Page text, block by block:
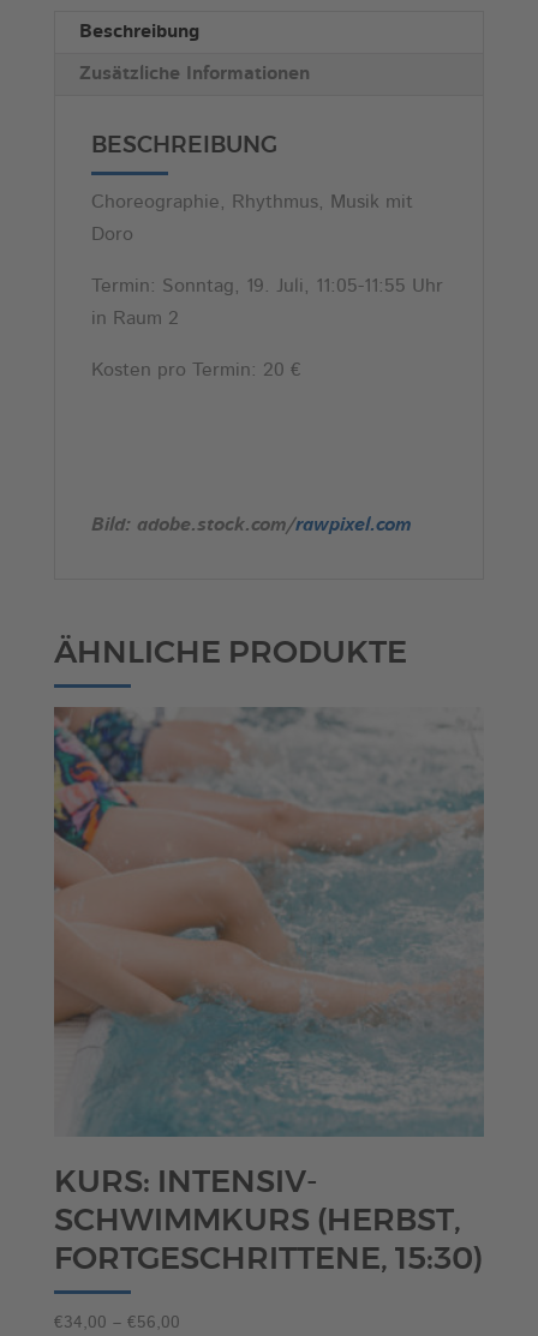
Beschreibung
Zusätzliche Informationen
BESCHREIBUNG
Choreographie, Rhythmus, Musik mit
Doro
Termin: Sonntag, 19. Juli, 11:05-11:55 Uhr
in Raum 2
Kosten pro Termin: 20 €
Bild: adobe.stock.com/rawpixel.com
ÄHNLICHE PRODUKTE
KURS: INTENSIV-
SCHWIMMKURS (HERBST,
FORTGESCHRITTENE, 15:30)
€34,00 – €56,00Preisspanne: